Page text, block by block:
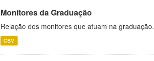
Monitores da Graduação
Relação dos monitores que atuam na graduação.
CSV